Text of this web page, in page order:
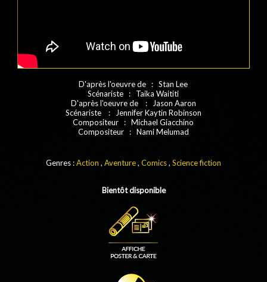
D'après l'oeuvre de : Stan Lee
Scénariste : Taika Waititi
D'après l'oeuvre de : Jason Aaron
Scénariste : Jennifer Kaytin Robinson
Compositeur : Michael Giacchino
Compositeur : Nami Melumad
Genres :Action , Aventure, Comics, Science fiction
Bientôt disponible